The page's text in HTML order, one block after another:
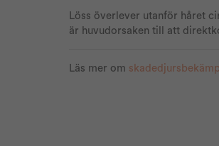
Löss överlever utanför håret
är huvudorsaken till att
Läs mer om